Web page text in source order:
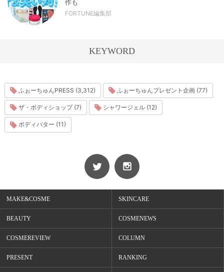
作も
FORTUNE編集部
KEYWORD
ふぉーちゅんPRESS (3,312) ふぉーちゅんプレゼント企画 (77)
ザ・ボディショップ (7) シャワージェル (12)
ボディバター (11)
MAKE&COSME SKINCARE
BEAUTY COSMENEWS
COSMEREVIEW COLUMN
PRESENT RANKING